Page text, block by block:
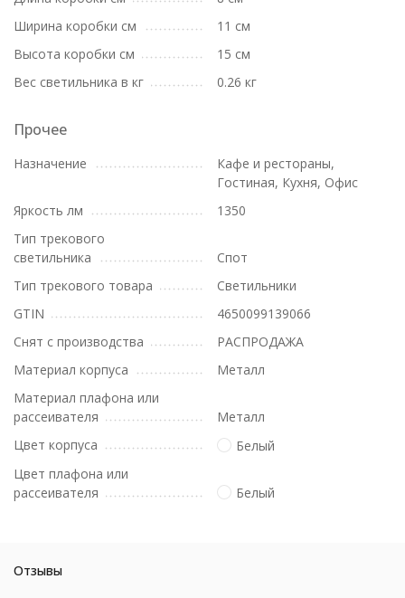
Ширина коробки см
11 см
Высота коробки см
15 см
Вес светильника в кг
0.26 кг
Прочее
Назначение
Кафе и рестораны,
Гостиная, Кухня, Офис
Яркость лм
1350
Тип трекового
светильника
Спот
Тип трекового товара
Светильники
GTIN
4650099139066
Снят с производства
РАСПРОДАЖА
Материал корпуса
Металл
Материал плафона или
рассеивателя
Металл
Цвет корпуса
Белый
Цвет плафона или
рассеивателя
Белый
Отзывы